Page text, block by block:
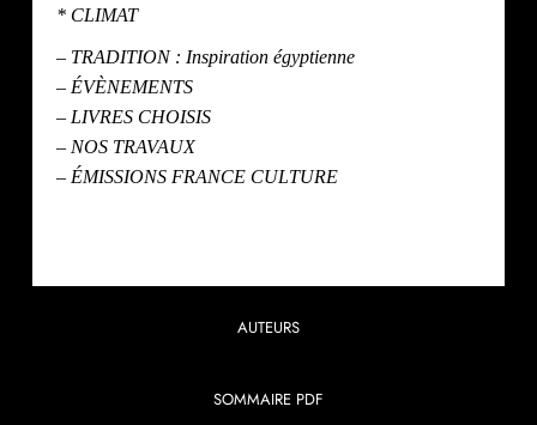
AUTEURS
SOMMAIRE PDF
* CLIMAT
– TRADITION : Inspiration égyptienne
– ÉVÈNEMENTS
– LIVRES CHOISIS
– NOS TRAVAUX
– ÉMISSIONS FRANCE CULTURE